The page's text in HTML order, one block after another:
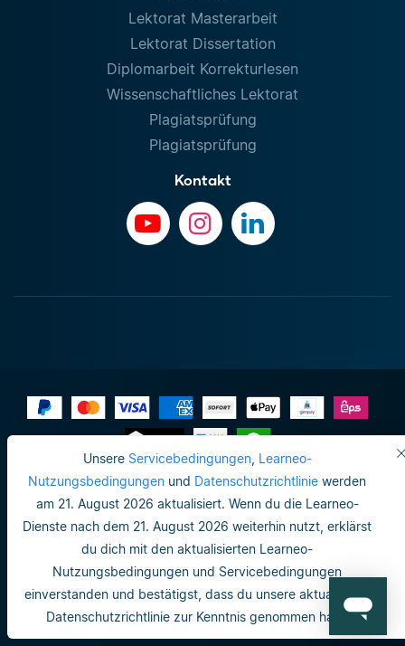
Unsere Servicebedingungen, Learneo-
Nutzungsbedingungen und Datenschutzrichtlinie werden
am 21. August 2026 aktualisiert. Wenn du die Learneo-
Dienste nach dem 21. August 2026 weiterhin nutzt, erklärst
du dich mit den aktualisierten Learneo-
Nutzungsbedingungen und Servicebedingungen
einverstanden und bestätigst, dass du unsere aktualisierte
Datenschutzrichtlinie zur Kenntnis genommen hast.
Lektorat Masterarbeit
Lektorat Dissertation
Diplomarbeit Korrekturlesen
Wissenschaftliches Lektorat
Plagiatsprüfung
Plagiatsprüfung
Kontakt
Impressum
Datenschutzrichtlinie
Do not sell or share my personal info
Nutzungsbedingungen
Datenschutzrichtlinie